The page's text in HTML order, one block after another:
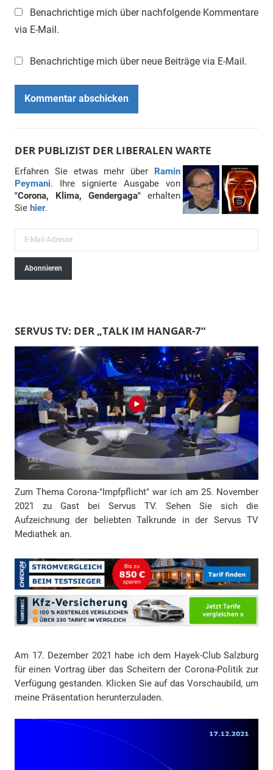
Benachrichtige mich über nachfolgende Kommentare
via E-Mail.
Benachrichtige mich über neue Beiträge via E-Mail.
DER PUBLIZIST DER LIBERALEN WARTE
Erfahren Sie etwas mehr über Ramin
Peymani. Ihre signierte Ausgabe von
"Corona, Klima, Gendergaga" erhalten
Sie hier.
-
-
A
d
r
e
s
s
Abonnieren
SERVUS TV: DER „TALK IM HANGAR-7“
Zum Thema Corona-"Impfpflicht" war ich am 25. November
2021 zu Gast bei Servus TV. Sehen Sie sich die
Aufzeichnung der beliebten Talkrunde in der Servus TV
Mediathek an.
Am 17. Dezember 2021 habe ich dem Hayek-Club Salzburg
für einen Vortrag über das Scheitern der Corona-Politik zur
Verfügung gestanden. Klicken Sie auf das Vorschaubild, um
meine Präsentation herunterzuladen.